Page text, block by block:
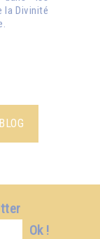
la Divinité
Ok !